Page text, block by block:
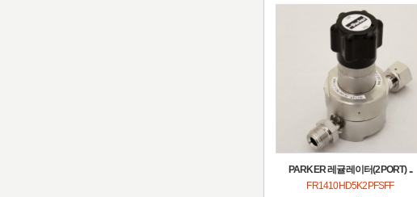
PARKER 레귤레이터(2PORT) ..
FR1410HD5K2PFSFF